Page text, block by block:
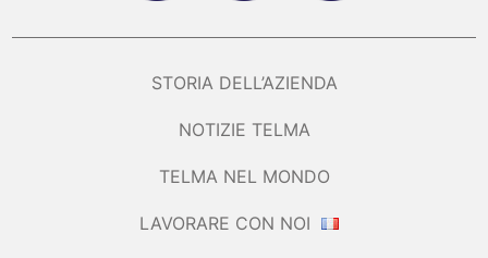
STORIA DELL’AZIENDA
NOTIZIE TELMA
TELMA NEL MONDO
LAVORARE CON NOI